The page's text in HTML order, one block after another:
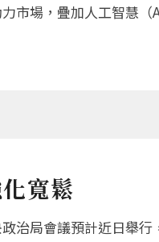
市場，疊加人工智慧
寬鬆
治局會議預計近日舉